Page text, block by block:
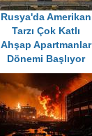
Rusya'da Amerikan
Tarzı Çok Katlı
Ahşap Apartmanlar
Dönemi Başlıyor